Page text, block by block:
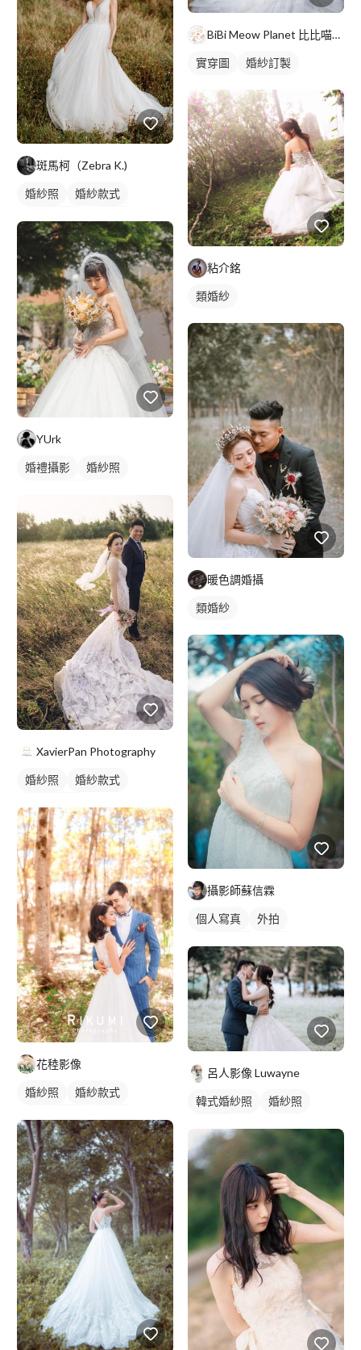
斑馬柯（Zebra K.)
婚紗照
婚紗款式
YUrk
婚禮攝影
婚紗照
婚禮平面攝影
XavierPan Photography
婚紗照
婚紗款式
花稑影像
婚紗照
婚紗款式
BiBi Meow Planet 比比喵星球坊
實穿圖 婚紗訂製
粘介銘
類婚紗
暖色調婚攝
類婚紗
攝影師蘇信霖
個人寫真
外拍
外拍模特兒
抓拍
呂人影像 Luwayne
韓式婚紗照
婚紗照